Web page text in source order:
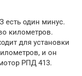
есть один минус.
километров.
для установки
и он
РПД 413.